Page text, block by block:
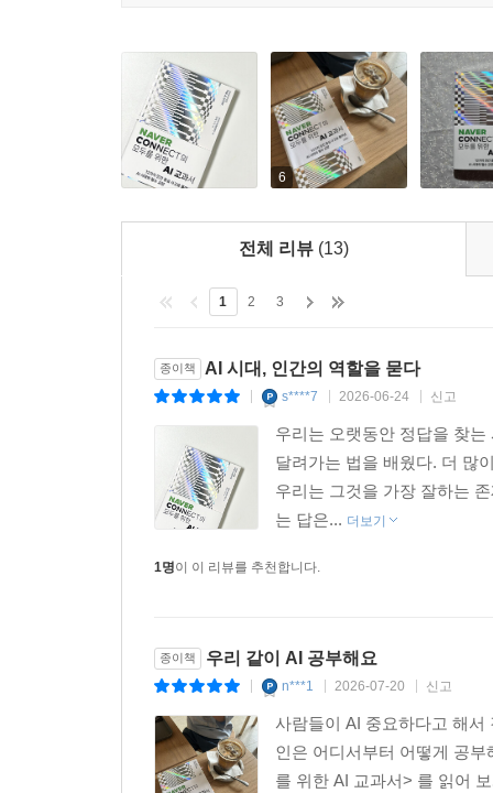
영과 평가까지 함께 들여다봐야 합니다.
--- p.287
이때 협업의 기술은 ‘정답을 더 빨리 얻기’가 아니
라고 요청할 수 있습니다. ‘이 주장에 가장 강한 반
는 뜻입니다.
--- p.301
*융합하기: AI를 도구 삼아 전문성과 융합하여 새
만든 초안 위에 자신만의 관점과 경험을 얹어 전
있는가’를 가려내는 문제 해결적 사고, 수십만 건
분석 결과를 하나로 엮어 전체 그림을 그리는
갖는다는 것을 아는 맥락적 사고—이 다섯 역량이
*성찰하기: AI가 강력해질수록 그 결과를 무비판
기술이 사회적 신뢰 안에서 지속되기 위한 조건
AI의 판단을 받아들이기 전에 왜 이런 결과가 나
요약해주는 시대에도 관계의 미묘한 결을 읽고
세계 최초의 포괄적 AI 규제법인 유럽연합 인공
2월부터 단계적으로 적용하기 시작한 것도,
공동 진행한 것도, 우리나라가 2026년 1월부터
아무리 훌륭해도 그것을 현실에서 구현해야 하는
6
전체 리뷰 (13)
1 2 3
종이책 AI 시대, 인간의 역할을 묻다
s****7 2026-06-24 신고
우리는 오랫동안 정답을 찾
달려가는 법을 배웠다. 더 많
우리는 그것을 가장 잘하는
는 답은... 더보기
1명이 이 리뷰를 추천합니다.
종이책 우리 같이 AI 공부해요
n***1 2026-07-20 신고
사람들이 AI 중요하다고 해
인은 어디서부터 어떻게 공
를 위한 AI 교과서> 를 읽어